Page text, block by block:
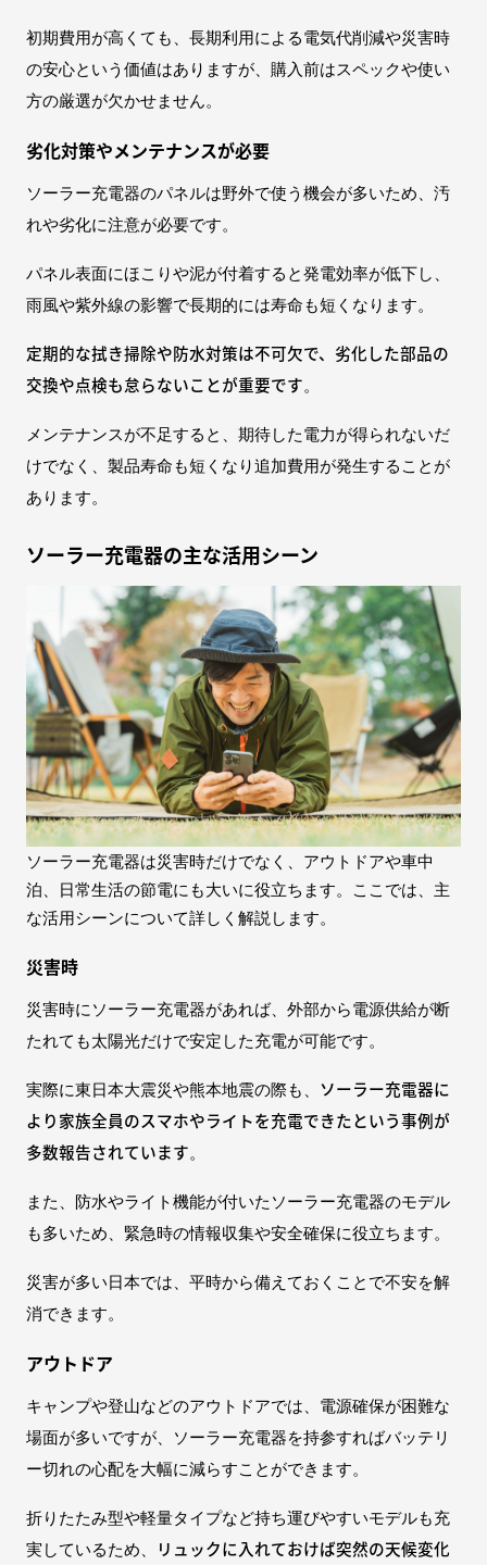
初期費用が高くても、長期利用による電気代削減や災害時
の安心という価値はありますが、購入前はスペックや使い
方の厳選が欠かせません。
劣化対策やメンテナンスが必要
ソーラー充電器のパネルは野外で使う機会が多いため、汚
れや劣化に注意が必要です。
パネル表面にほこりや泥が付着すると発電効率が低下し、
雨風や紫外線の影響で長期的には寿命も短くなります。
定期的な拭き掃除や防水対策は不可欠で、劣化した部品の
交換や点検も怠らないことが重要です。
メンテナンスが不足すると、期待した電力が得られないだ
けでなく、製品寿命も短くなり追加費用が発生することが
あります。
ソーラー充電器の主な活用シーン
ソーラー充電器は災害時だけでなく、アウトドアや車中
泊、日常生活の節電にも大いに役立ちます。ここでは、主
な活用シーンについて詳しく解説します。
災害時
災害時にソーラー充電器があれば、外部から電源供給が断
たれても太陽光だけで安定した充電が可能です。
実際に東日本大震災や熊本地震の際も、
ソーラー充電器に
より家族全員のスマホやライトを充電できたという事例が
多数報告されています。
また、防水やライト機能が付いたソーラー充電器のモデル
も多いため、緊急時の情報収集や安全確保に役立ちます。
災害が多い日本では、平時から備えておくことで不安を解
消できます。
アウトドア
キャンプや登山などのアウトドアでは、電源確保が困難な
場面が多いですが、ソーラー充電器を持参すればバッテリ
ー切れの心配を大幅に減らすことができます。
折りたたみ型や軽量タイプなど持ち運びやすいモデルも充
実しているため、
リュックに入れておけば突然の天候変化